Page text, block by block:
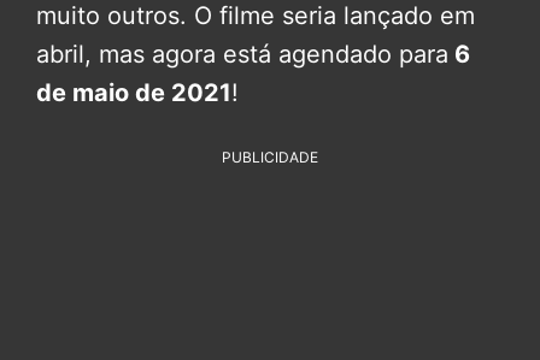
muito outros. O filme seria lançado em
abril, mas agora está agendado para 6
de maio de 2021!
PUBLICIDADE